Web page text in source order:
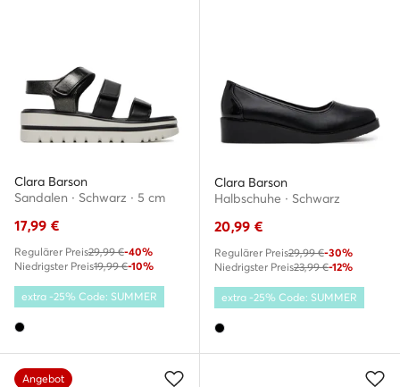
Clara Barson
Sandalen · Schwarz · 5 cm
17,99 €
Regulärer Preis29,99 €-40%
Niedrigster Preis19,99 €-10%
extra -25% Code: SUMMER
Clara Barson
Halbschuhe · Schwarz
20,99 €
Regulärer Preis29,99 €-30%
Niedrigster Preis23,99 €-12%
extra -25% Code: SUMMER
Angebot